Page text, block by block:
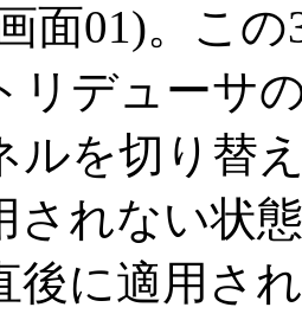
面01)。こ
リデューサ
ルを切り替
されない状
後に適用さ